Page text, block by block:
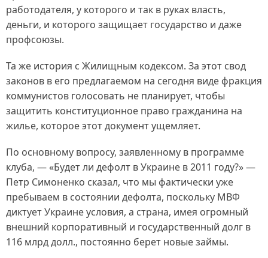
работодателя, у которого и так в руках власть,
деньги, и которого защищает государство и даже
профсоюзы.
Та же история с Жилищным кодексом. За этот свод
законов в его предлагаемом на сегодня виде фракция
коммунистов голосовать не планирует, чтобы
защитить конституционное право гражданина на
жилье, которое этот документ ущемляет.
По основному вопросу, заявленному в программе
клуба, — «Будет ли дефолт в Украине в 2011 году?» —
Петр Симоненко сказал, что мы фактически уже
пребываем в состоянии дефолта, поскольку МВФ
диктует Украине условия, а страна, имея огромный
внешний корпоративный и государственный долг в
116 млрд долл., постоянно берет новые займы.